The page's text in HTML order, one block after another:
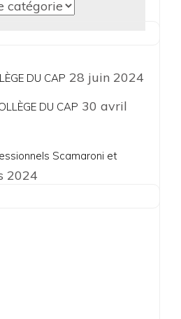
DU CAP 28 juin 2024
DU CAP 30 avril
Scamaroni et
2024